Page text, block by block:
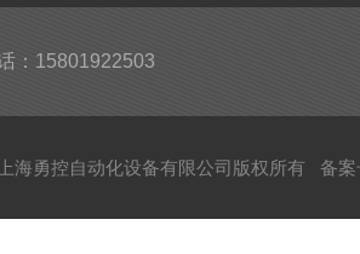
：15801922503
海勇控自动化设备有限公司版权所有 备案